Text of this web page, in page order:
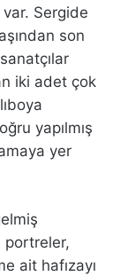
var. Sergide
son
iki adet çok
yapılmış
yer
portreler,
ait hafızayı